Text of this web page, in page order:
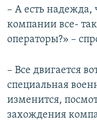
– А есть надежда,
компании все-
операторы?» –
– Все двигается
специальная
изменится,
захождения